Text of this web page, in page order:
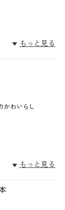
もっと見る
かわいらし
もっと見る